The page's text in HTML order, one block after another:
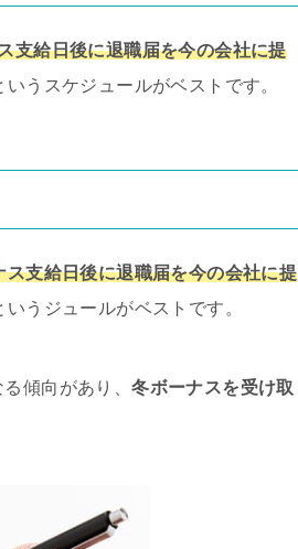
支給日後に退職届を今の会社に提
いうスケジュールがベストです。
ス支給日後に退職届を今の会社に提
いうジュールがベストです。
傾向があり、冬ボーナスを受け取